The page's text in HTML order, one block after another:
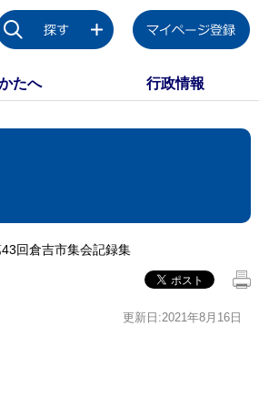
たへ 行政情報
回倉吉市集会記録集
更新日:2021年8月16日